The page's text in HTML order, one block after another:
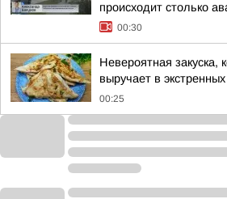
происходит столько
00:30
Невероятная закуска,
выручает в
00:25